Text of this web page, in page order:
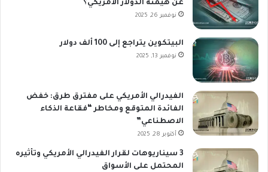
عن هيمنة الدولار الأمريكي؟
نوفمبر 26, 2025
البيتكوين يتراجع إلى 100 ألف دولار
نوفمبر 13, 2025
الفيدرالي الأمريكي على مفترق طرق: خفض
الفائدة المتوقع ومخاطر “فقاعة الذكاء
الاصطناعي”
أكتوبر 28, 2025
3 سيناريوهات لقرار الفيدرالي الأمريكي وتأثيره
المحتمل على الأسواق